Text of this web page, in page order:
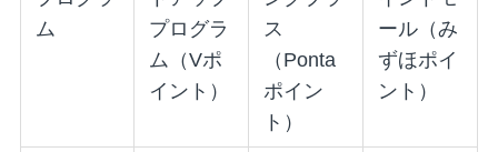
ム
プログラ
ム（Vポ
イント）
ス
（Ponta
ポイン
ト）
ール（み
ずほポイ
ント）